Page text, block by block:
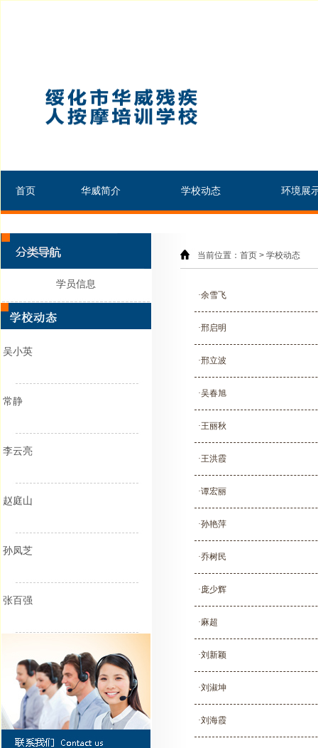
首页 华威简介 学校动态 环境展
学员信息
吴小英
常静
李云亮
赵庭山
孙凤芝
张百强
当前位置：首页 > 学校动态
·余雪飞
·邢启明
·邢立波
·吴春旭
·王丽秋
·王洪霞
·谭宏丽
·孙艳萍
·乔树民
·庞少辉
·麻超
·刘新颖
·刘淑坤
·刘海霞